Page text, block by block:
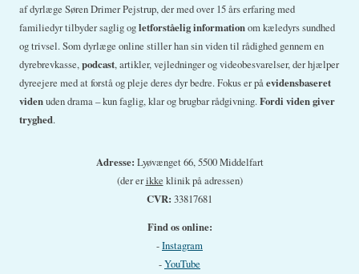
af dyrlæge Søren Drimer Pejstrup, der med over 15 års erfaring med
familiedyr tilbyder saglig ogletforståelig informationom kæledyrs sundhed
og trivsel. Som dyrlæge online stiller han sin viden til rådighed gennem en
dyrebrevkasse,podcast, artikler, vejledninger og videobesvarelser, der hjælper
dyreejere med at forstå og pleje deres dyr bedre. Fokus er påevidensbaseret
videnuden drama – kun faglig, klar og brugbar rådgivning.Fordi viden giver
tryghed.
Adresse: Lyøvænget 66, 5500 Middelfart
(der erikke klinik på adressen)
CVR: 33817681
Find os online:
-Instagram
-YouTube